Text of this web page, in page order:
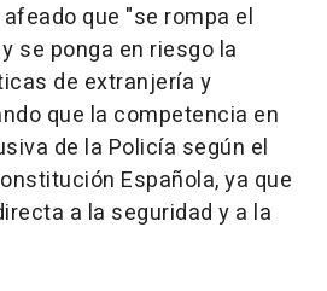
que "se rompa el
se ponga en riesgo la
de extranjería y
que la competencia en
de la Policía según el
Española, ya que
a la seguridad y a la